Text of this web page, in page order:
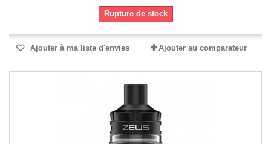
Rupture de stock
Ajouter à ma liste d'envies Ajouter au comparateur